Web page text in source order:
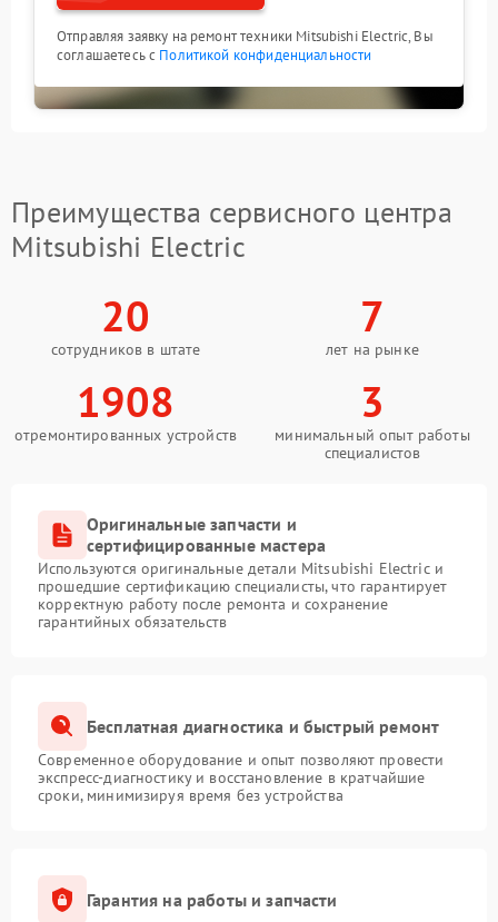
Отправляя заявку на ремонт техники Mitsubishi Electric, Вы
соглашаетесь с Политикой конфиденциальности
Преимущества сервисного центра
Mitsubishi Electric
20
сотрудников в штате
7
лет на рынке
1908
отремонтированных устройств
3
минимальный опыт работы
специалистов
Оригинальные запчасти и
сертифицированные мастера
Используются оригинальные детали Mitsubishi Electric и
прошедшие сертификацию специалисты, что гарантирует
корректную работу после ремонта и сохранение
гарантийных обязательств
Бесплатная диагностика и быстрый ремонт
Современное оборудование и опыт позволяют провести
экспресс-диагностику и восстановление в кратчайшие
сроки, минимизируя время без устройства
Гарантия на работы и запчасти